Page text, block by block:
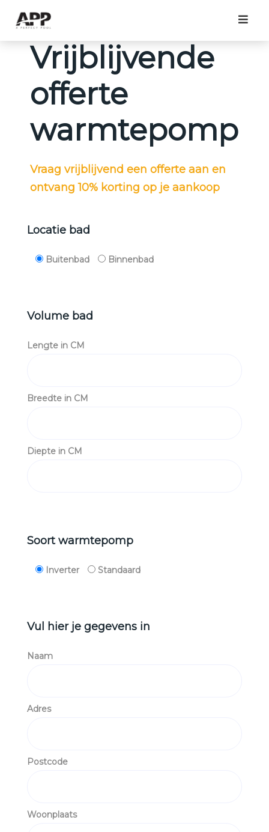
Vrijblijvende
offerte
warmtepomp
Vraag vrijblijvend een offerte aan en
ontvang 10% korting op je aankoop
Locatie bad
Buitenbad Binnenbad
Volume bad
Lengte in CM
Breedte in CM
Diepte in CM
Soort warmtepomp
Inverter Standaard
Vul hier je gegevens in
Naam
Adres
Postcode
Woonplaats